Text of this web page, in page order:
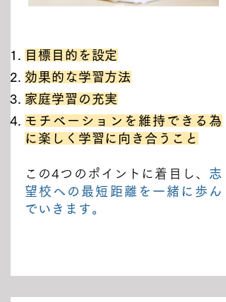
ス
目標目的を設定
効果的な学習方法
家庭学習の充実
モチベーションを維持できる為
に楽しく学習に向き合うこと
この4つのポイントに着目し、 志
望校への最短距離を一緒に歩ん
でいきます。